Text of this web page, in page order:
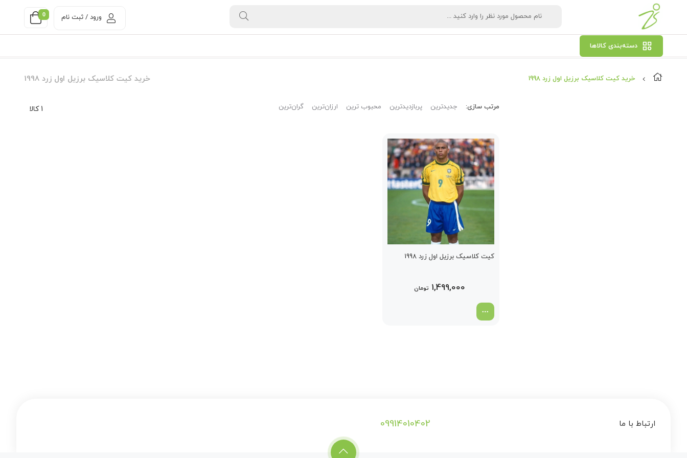
0 ورود / ثبت نام
دسته‌بندی کالاها
خرید کیت کلاسیک برزیل اول زرد 1998 خرید کیت کلاسیک برزیل اول زرد 1998
1 کالا مرتب‌ سازی: جدیدترین پربازدیدترین محبوب ترین ارزان‌ترین گران‌ترین
کیت کلاسیک برزیل اول زرد 1998
1,499,000 تومان
ارتباط با ما 09914010402